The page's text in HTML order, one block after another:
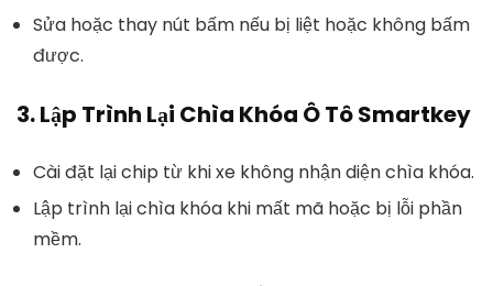
Sửa hoặc thay nút bấm nếu bị liệt hoặc không bấm
được.
3.Lập Trình Lại Chìa Khóa Ô Tô Smartkey
Cài đặt lại chip từ khi xe không nhận diện chìa khóa.
Lập trình lại chìa khóa khi mất mã hoặc bị lỗi phần
mềm.